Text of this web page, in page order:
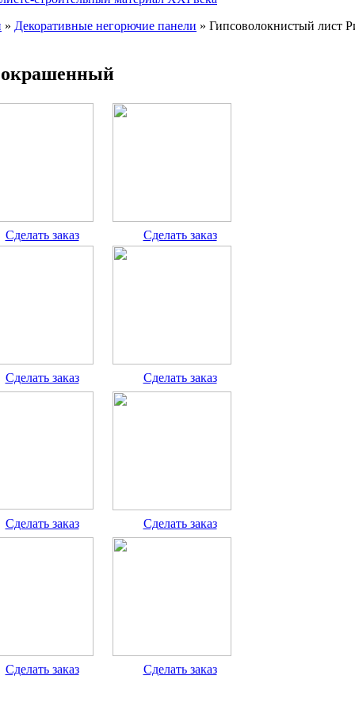
» Декоративные негорючие панели » Гипсоволокнистый лист
окрашенный
Cделать заказ Cделать заказ
Cделать заказ Cделать заказ
Cделать заказ Cделать заказ
Cделать заказ Cделать заказ